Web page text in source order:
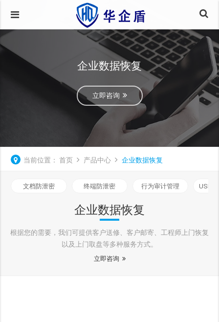
企业数据恢复
立即咨询
当前位置： 首页 产品中心 企业数据恢复
文档防泄密 终端防泄密 行为审计管理 USB
企业数据恢复
根据您的需要，我们可提供客户送修、客户邮寄、工程师上门恢复
以及上门取盘等多种服务方式。
立即咨询